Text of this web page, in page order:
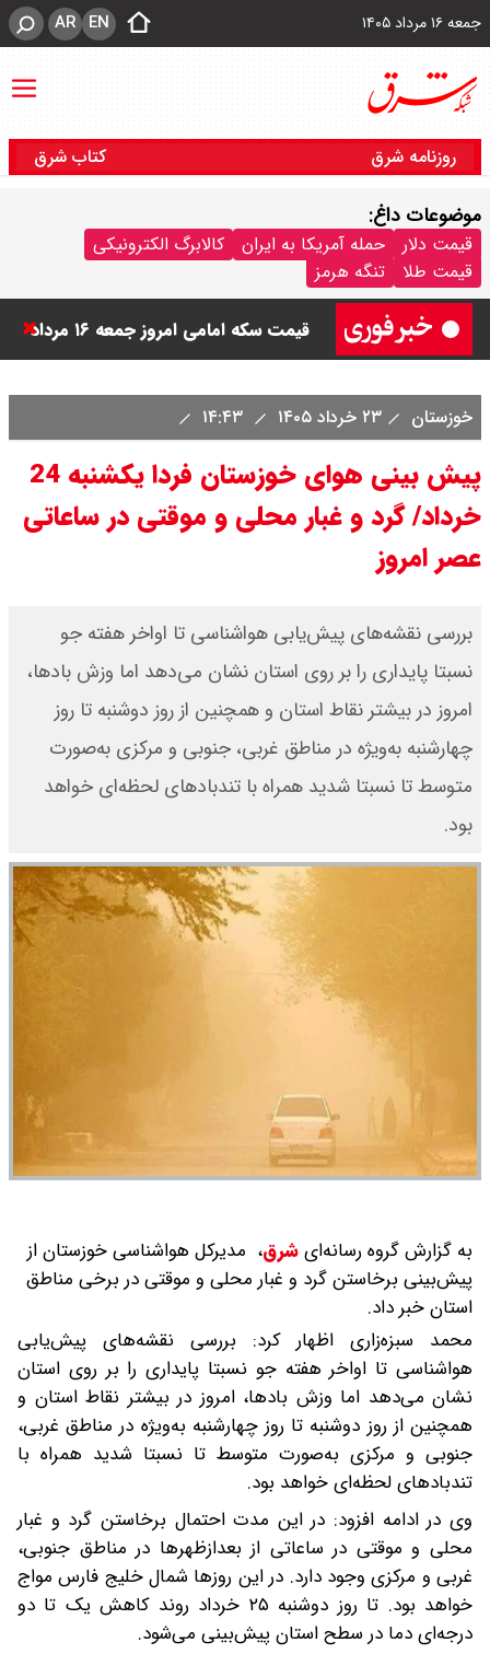
جمعه ۱۶ مرداد ۱۴۰۵ EN
AR
روزنامه شرق کتاب شرق
موضوعات داغ:
قیمت دلار حمله آمریکا به ایران
کالابرگ الکترونیکی
قیمت طلا
تنگه هرمز ۱۴۰۵ اعلام شد + جدول
قیمت سکه امامی امروز جمعه ۱۶ مرداد
۱۴۰۵/ صعود طلا ادامه‌دار شد
قیمت طلا ۱۸ عیار امروز جمعه ۱۶ مرداد
قیمت نفت امروز جمعه ۱۶ مرداد ۱۴۰۵
/ نفت صعودی شد + جدول
خوزستان ۲۳ خرداد ۱۴۰۵
پیش بینی هوای خوزستان فردا یکشنبه 24
خرداد/ گرد و غبار محلی و موقتی در ساعاتی
عصر امروز
بررسی نقشه‌های پیش‌یابی هواشناسی تا اواخر هفته جو
نسبتا پایداری را بر روی استان نشان می‌دهد اما وزش بادها،
امروز در بیشتر نقاط استان و همچنین از روز دوشنبه تا روز
چهارشنبه به‌ویژه در مناطق غربی، جنوبی و مرکزی به‌صورت
متوسط تا نسبتا شدید همراه با تندبادهای لحظه‌ای خواهد
بود.
به گزارش گروه رسانه‌ایشرق، مدیرکل هواشناسی خوزستان از
پیش‌بینی برخاستن گرد و غبار محلی و موقتی در برخی مناطق
استان خبر داد.
محمد سبزه‌زاری اظهار کرد: بررسی نقشه‌های پیش‌یابی
هواشناسی تا اواخر هفته جو نسبتا پایداری را بر روی استان
نشان می‌دهد اما وزش بادها، امروز در بیشتر نقاط استان و
همچنین از روز دوشنبه تا روز چهارشنبه به‌ویژه در مناطق غربی،
جنوبی و مرکزی به‌صورت متوسط تا نسبتا شدید همراه با
تندبادهای لحظه‌ای خواهد بود.
وی در ادامه افزود: در این مدت احتمال برخاستن گرد و غبار
محلی و موقتی در ساعاتی از بعدازظهرها در مناطق جنوبی،
غربی و مرکزی وجود دارد. در این روزها شمال خلیج فارس مواج
خواهد بود. تا روز دوشنبه ۲۵ خرداد روند کاهش یک تا دو
درجه‌ای دما در سطح استان پیش‌بینی می‌شود.